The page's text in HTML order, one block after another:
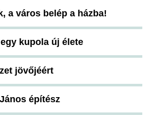
a város belép a házba!
kupola új élete
jövőjéért
építész